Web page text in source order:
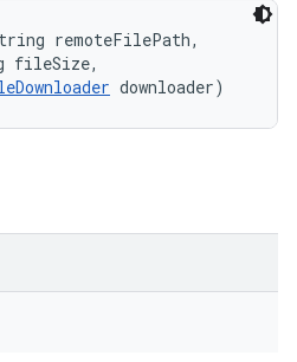
remoteFilePath,
fileSize,
downloader)